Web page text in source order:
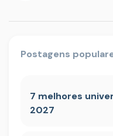
Postagens
7 melhores
2027